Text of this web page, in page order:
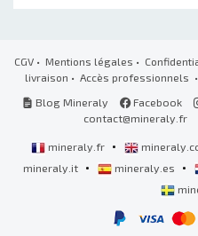
CGV • Mentions légales •
livraison • Accès professionnels
Blog Mineraly
Facebook
contact@mineraly.fr
mineraly.fr •
mineraly.it • mineraly.es •